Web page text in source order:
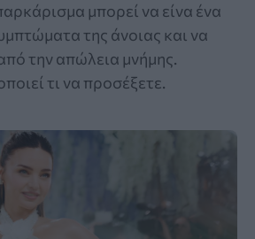
μπορεί να είνα ένα
της άνοιας και να
την απώλεια μνήμης.
τι να προσέξετε.